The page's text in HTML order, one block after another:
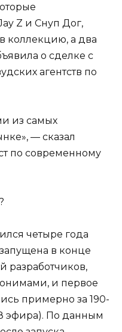
Z и Снуп Дог,
коллекцию, а два
о сделке с
агентств по
из самых
— сказал
по современному
четыре года
в конце
разработчиков,
и первое
примерно за 190-
эфира). По данным